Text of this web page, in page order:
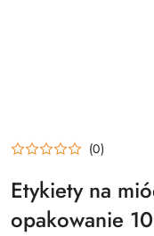
(0)
Etykiety na
opakowanie